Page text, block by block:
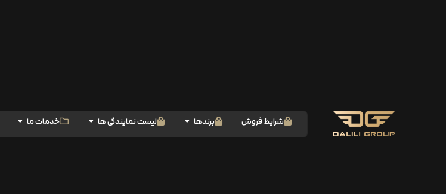
شرایط فروش برندها لیست نمایندگی ها خدمات ما